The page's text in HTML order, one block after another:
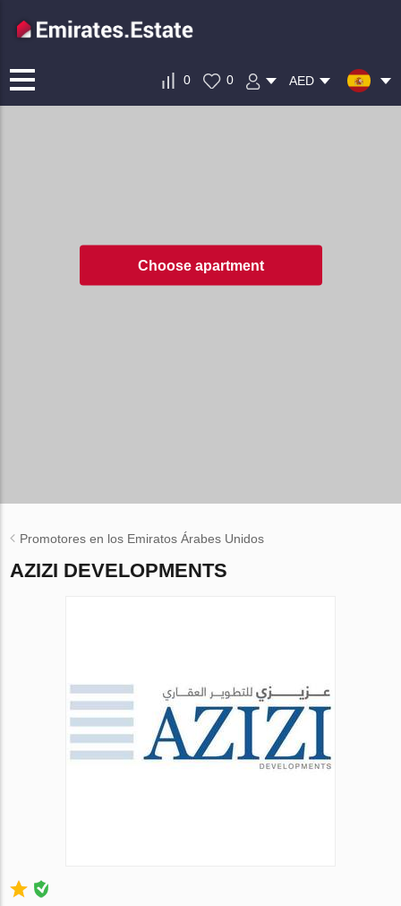
0 0 AED
Choose apartment
Promotores en los Emiratos Árabes Unidos
AZIZI DEVELOPMENTS